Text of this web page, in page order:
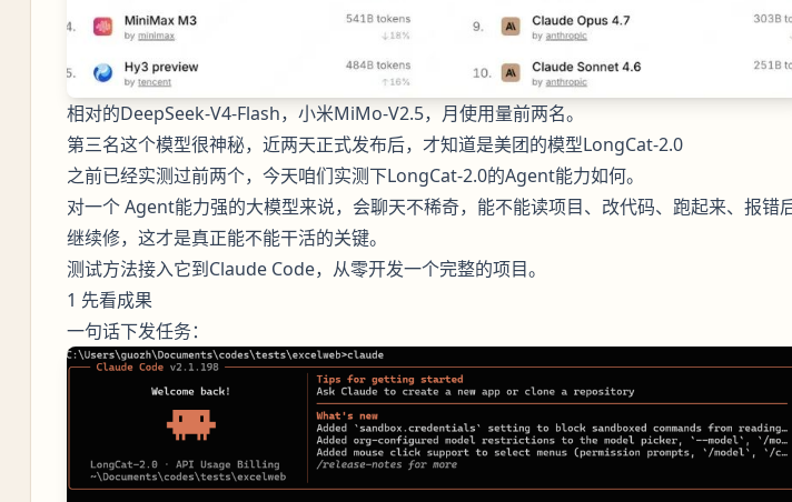
相对的DeepSeek-V4-Flash，小米MiMo-V2.5，月使用量前两名。
第三名这个模型很神秘，近两天正式发布后，才知道是美团的模型LongCat-2.0
之前已经实测过前两个，今天咱们实测下LongCat-2.0的Agent能力如何。
对一个 Agent能力强的大模型来说，会聊天不稀奇，能不能读项目、改代码、跑起来、报错
继续修，这才是真正能不能干活的关键。
测试方法接入它到Claude Code，从零开发一个完整的项目。
1 先看成果
一句话下发任务：